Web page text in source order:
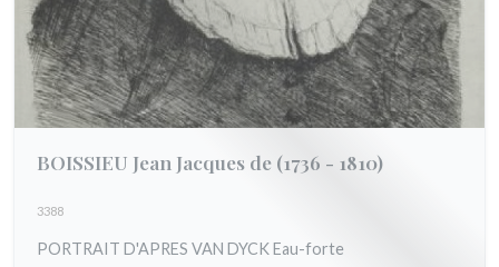
BOISSIEU Jean Jacques de (1736 - 1810)
3388
PORTRAIT D'APRES VAN DYCK Eau-forte